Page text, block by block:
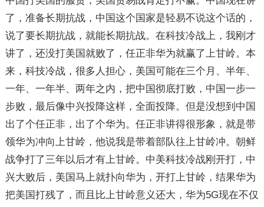
了，准备长期抗战，中国这个国家是轻易不说这个话的，
说了要长期抗战，就能长期抗战。在科技冷战上，我刚才
讲了，还没打美国就败了，任正非华为就赢了上甘岭。本
来，科技冷战，很多人担心，美国可能在三个月、半年、
一年、一年半、两年之内，把中国彻底打败，中国一步一
步败，最后像中兴投降这样，全面投降。但是没想到中国
出了个任正非，出了个华为。任正非讲得很形象，就是带
领华为冲向上甘岭，他说我是带着部队往上甘岭冲。朝鲜
战争打了三年以后才有上甘岭。中美科技冷战刚开打，中
兴大败后，美国马上就扑向华为，开打上甘岭，结果华为
把美国打残了，而且比上甘岭意义还大，华为5G现在不仅